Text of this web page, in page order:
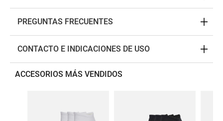
PREGUNTAS FRECUENTES
CONTACTO E INDICACIONES DE USO
ACCESORIOS MÁS VENDIDOS